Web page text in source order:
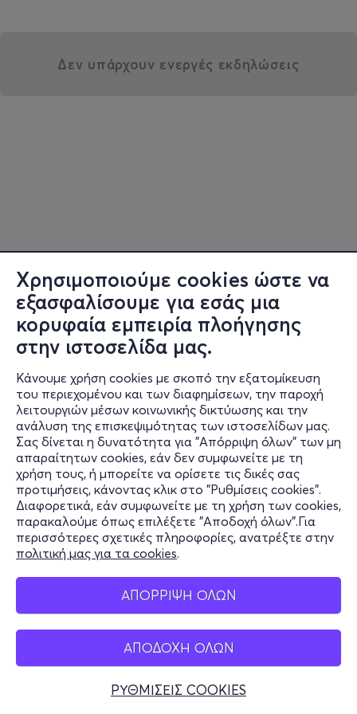
Χρησιμοποιούμε cookies ώστε να
εξασφαλίσουμε για εσάς μια
κορυφαία εμπειρία πλοήγησης
στην ιστοσελίδα μας.
Κάνουμε χρήση cookies με σκοπό την εξατομίκευση
του περιεχομένου και των διαφημίσεων, την παροχή
λειτουργιών μέσων κοινωνικής δικτύωσης και την
ανάλυση της επισκεψιμότητας των ιστοσελίδων μας.
Σας δίνεται η δυνατότητα για "Απόρριψη όλων" των μη
απαραίτητων cookies, εάν δεν συμφωνείτε με τη
χρήση τους, ή μπορείτε να ορίσετε τις δικές σας
προτιμήσεις, κάνοντας κλικ στο "Ρυθμίσεις cookies".
Διαφορετικά, εάν συμφωνείτε με τη χρήση των cookies,
παρακαλούμε όπως επιλέξετε "Αποδοχή όλων".Για
περισσότερες σχετικές πληροφορίες, ανατρέξτε στην
πολιτική μας για τα cookies.
ΑΠΟΡΡΙΨΗ ΟΛΩΝ
ΑΠΟΔΟΧΗ ΟΛΩΝ
ΡΥΘΜΙΣΕΙΣ COOKIES
Δεν υπάρχουν ενεργές εκδηλώσεις